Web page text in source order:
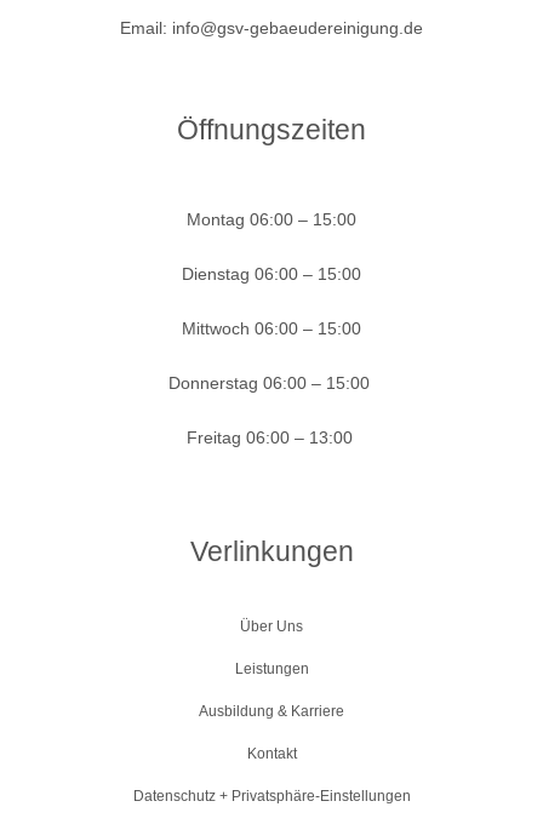
Email: info@gsv-gebaeudereinigung.de
Öffnungszeiten
Montag 06:00 – 15:00
Dienstag 06:00 – 15:00
Mittwoch 06:00 – 15:00
Donnerstag 06:00 – 15:00
Freitag 06:00 – 13:00
Verlinkungen
Über Uns
Leistungen
Ausbildung & Karriere
Kontakt
Datenschutz + Privatsphäre-Einstellungen